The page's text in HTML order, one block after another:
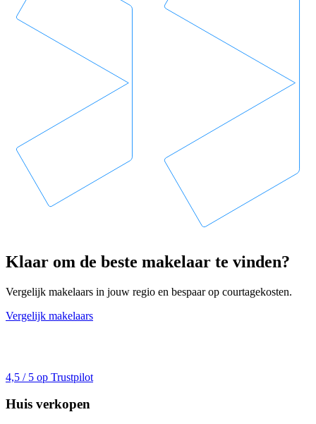
Klaar om de beste makelaar te vinden?
Vergelijk makelaars in jouw regio en bespaar op courtagekosten.
Vergelijk makelaars
4,5 / 5 op Trustpilot
Huis verkopen